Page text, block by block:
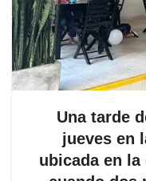
Una tarde
jueves en
ubicada en la